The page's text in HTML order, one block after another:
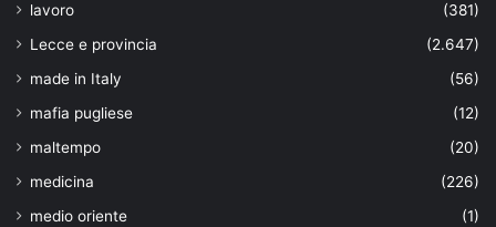
lavoro
(381)
Lecce e provincia
(2.647)
made in Italy
(56)
mafia pugliese
(12)
maltempo
(20)
medicina
(226)
medio oriente
(1)